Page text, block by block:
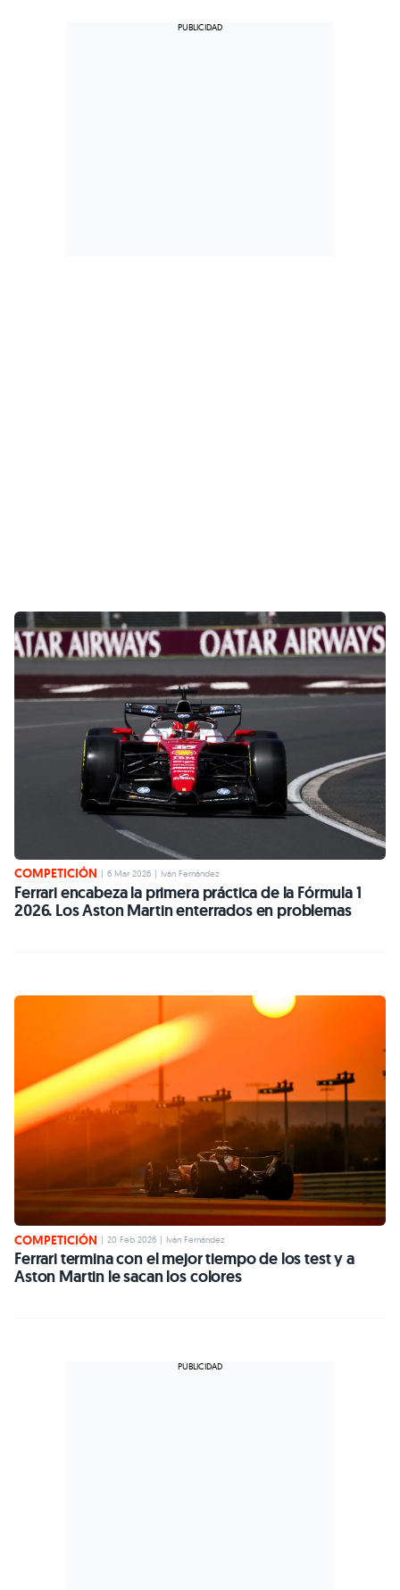
COMPETICIÓN | 6 Mar 2026 | Iván Fernández
Ferrari encabeza la primera práctica de la Fórmula 1
2026. Los Aston Martin enterrados en problemas
COMPETICIÓN 20 Feb 2026 Iván Fernández
Ferrari termina con el mejor tiempo de los test y a
Aston Martin le sacan los colores